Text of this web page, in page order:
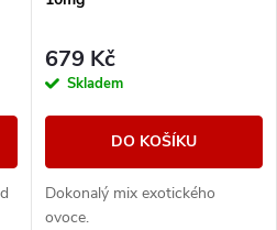
679 Kč
Skladem
DO KOŠÍKU
Dokonalý mix exotického
ovoce.